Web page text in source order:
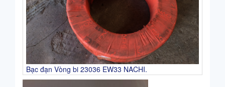
Bạc đạn Vòng bi 23036 EW33 NACHI.